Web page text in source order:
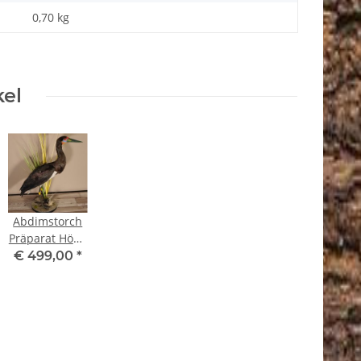
0,70 kg
Abdimstorch
Präparat Höhe
66 cm
€ 499,00 *